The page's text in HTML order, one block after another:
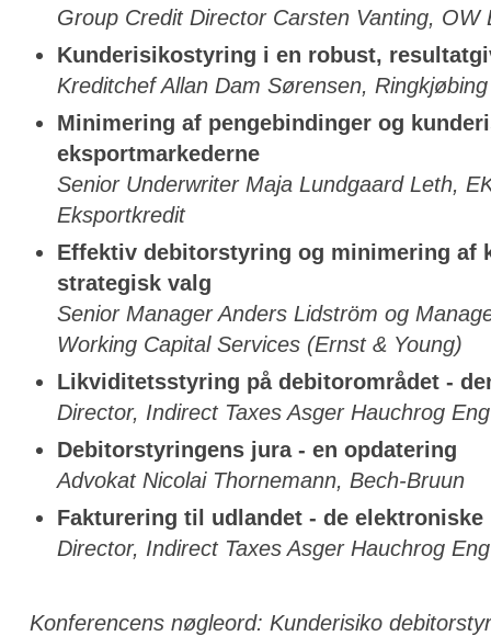
Group Credit Director Carsten Vanting, OW
Kunderisikostyring i en robust,
Kreditchef Allan Dam Sørensen,
Minimering af pengebindinger og
eksportmarkederne
Senior Underwriter Maja Lundgaard Leth,
Eksportkredit
Effektiv debitorstyring og minimering af
strategisk valg
Senior Manager Anders Lidström og
Working Capital Services (Ernst & Young)
Likviditetsstyring på debitorområdet -
Director, Indirect Taxes Asger Hauchrog
Debitorstyringens jura - en opdatering
Advokat Nicolai Thornemann, Bech-Bruun
Fakturering til udlandet - de elektroniske
Director, Indirect Taxes Asger Hauchrog
Konferencens nøgleord: Kunderisiko